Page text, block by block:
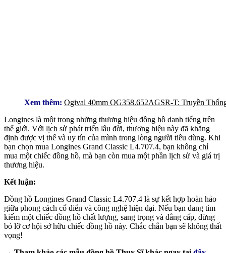
Xem thêm: Ogival 40mm OG358.652AGSR-T: Truyền
Longines là một trong những thương hiệu đồng hồ danh tiếng trên
thế giới. Với lịch sử phát triển lâu đời, thương hiệu này đã khẳng
định được vị thế và uy tín của mình trong lòng người tiêu dùng. Khi
bạn chọn mua Longines Grand Classic L4.707.4, bạn không chỉ
mua một chiếc đồng hồ, mà bạn còn mua một phần lịch sử và giá trị
thương hiệu.
Kết luận:
Đồng hồ Longines Grand Classic L4.707.4 là sự kết hợp hoàn hảo
giữa phong cách cổ điển và công nghệ hiện đại. Nếu bạn đang tìm
kiếm một chiếc đồng hồ chất lượng, sang trọng và đẳng cấp, đừng
bỏ lỡ cơ hội sở hữu chiếc đồng hồ này. Chắc chắn bạn sẽ không thất
vọng!